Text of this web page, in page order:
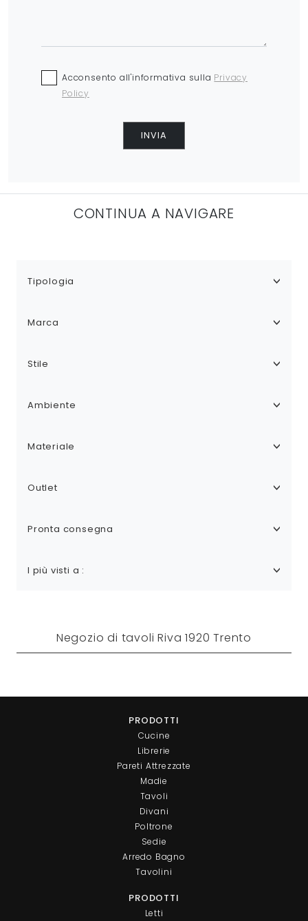
Acconsento all'informativa sulla Privacy
Policy
INVIA
CONTINUA A NAVIGARE
Tipologia
Marca
Stile
Ambiente
Materiale
Outlet
Pronta consegna
I più visti a :
Negozio di tavoli Riva 1920 Trento
PRODOTTI
Cucine
Librerie
Pareti Attrezzate
Madie
Tavoli
Divani
Poltrone
Sedie
Arredo Bagno
Tavolini
PRODOTTI
Letti